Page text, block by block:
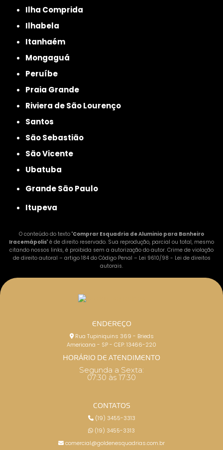
Ilha Comprida
Ilhabela
Itanhaém
Mongaguá
Peruíbe
Praia Grande
Riviera de São Lourenço
Santos
São Sebastião
São Vicente
Ubatuba
Grande São Paulo
Itupeva
O conteúdo do texto "Comprar Esquadria de Aluminio para Banheiro
Iracemápolis" é de direito reservado. Sua reprodução, parcial ou total, mesmo
citando nossos links, é proibida sem a autorização do autor. Crime de violação
de direito autoral – artigo 184 do Código Penal – Lei 9610/98 - Lei de direitos
autorais.
ENDEREÇO
Rua Tupiniquins 369 - Brieds
Americana - SP - CEP: 13466-220
HORÁRIO DE ATENDIMENTO
Segunda a Sexta:
07:30 às 17:30
CONTATOS
(19) 3455-3313
(19) 3455-3313
comercial@goldenesquadrias.com.br